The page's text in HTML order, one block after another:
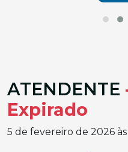
ATENDENTE
Expirado
5 de fevereiro de 2026